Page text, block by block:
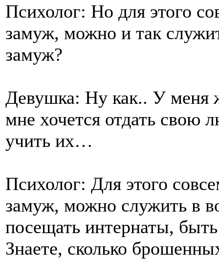
Психолог: Но для этого
замуж, можно и так
замуж?
Девушка: Ну как.. У меня
мне хочется отдать свою
учить их…
Психолог: Для этого
замуж, можно служить в
посещать интернаты,
Знаете, сколько